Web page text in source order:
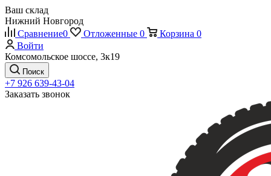
Ваш склад
Нижний Новгород
Сравнение0 Отложенные 0 Корзина 0
Войти
Комсомольское шоссе, 3к19
Поиск
+7 926 639-43-04
Заказать звонок